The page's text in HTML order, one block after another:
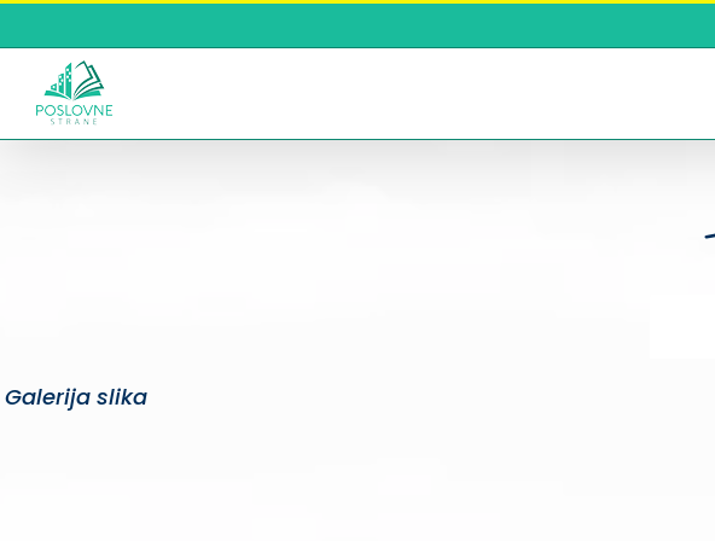
Galerija slika